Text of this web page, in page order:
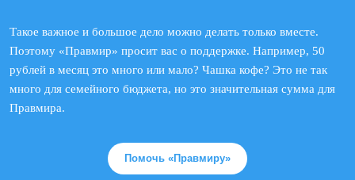
Такое важное и большое дело можно делать только вместе.
Поэтому «Правмир» просит вас о поддержке. Например, 50
рублей в месяц это много или мало? Чашка кофе? Это не так
много для семейного бюджета, но это значительная сумма для
Правмира.
Помочь «Правмиру»